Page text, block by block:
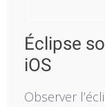
Éclipse
iOS
Observer